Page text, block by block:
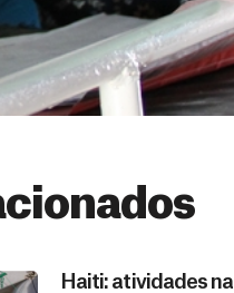
Haiti: atividades na